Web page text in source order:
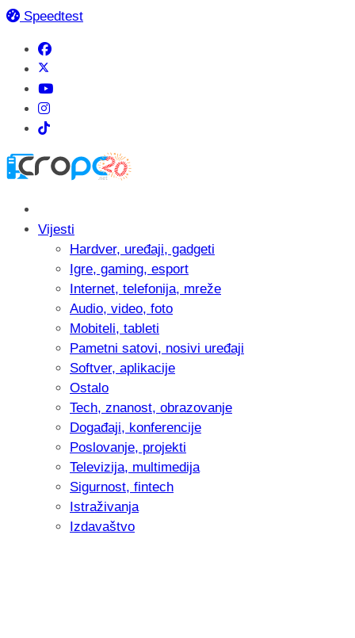
Speedtest
Vijesti
Hardver, uređaji, gadgeti
Igre, gaming, esport
Internet, telefonija, mreže
Audio, video, foto
Mobiteli, tableti
Pametni satovi, nosivi uređaji
Softver, aplikacije
Ostalo
Tech, znanost, obrazovanje
Događaji, konferencije
Poslovanje, projekti
Televizija, multimedija
Sigurnost, fintech
Istraživanja
Izdavaštvo